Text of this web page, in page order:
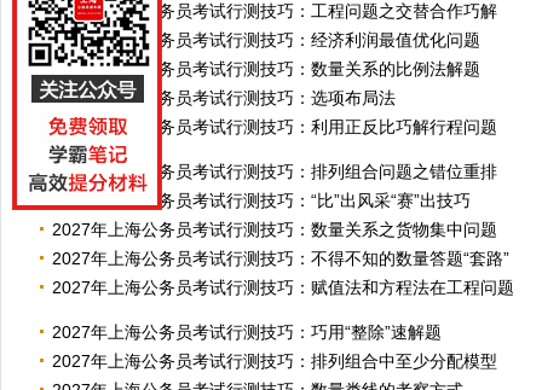
2027年上海公务员考试行测技巧：工程问题之交替合作巧解
2027年上海公务员考试行测技巧：经济利润最值优化问题
2027年上海公务员考试行测技巧：数量关系的比例法解题
2027年上海公务员考试行测技巧：选项布局法
2027年上海公务员考试行测技巧：利用正反比巧解行程问题
2027年上海公务员考试行测技巧：排列组合问题之错位重排
2027年上海公务员考试行测技巧：“比”出风采“赛”出技巧
2027年上海公务员考试行测技巧：数量关系之货物集中问题
2027年上海公务员考试行测技巧：不得不知的数量答题“套路”
2027年上海公务员考试行测技巧：赋值法和方程法在工程问题
2027年上海公务员考试行测技巧：巧用“整除”速解题
2027年上海公务员考试行测技巧：排列组合中至少分配模型